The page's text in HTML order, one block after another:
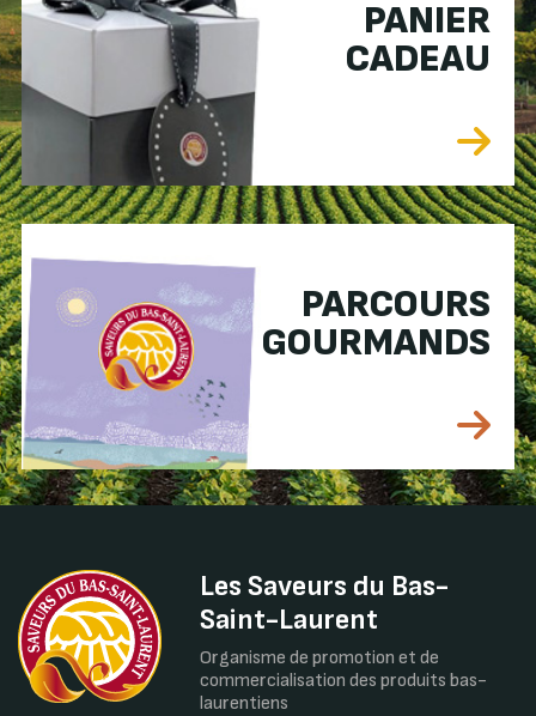
PANIER
CADEAU
PARCOURS
GOURMANDS
Les Saveurs du Bas-
Saint-Laurent
Organisme de promotion et de
commercialisation des produits bas-
laurentiens